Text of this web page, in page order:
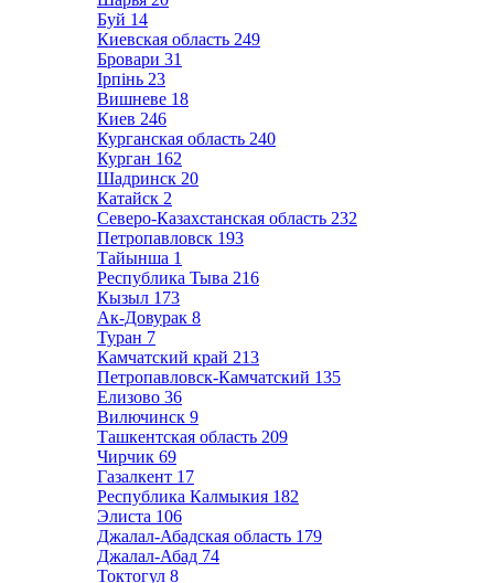
Буй 14
Киевская область 249
Бровари 31
Ірпінь 23
Вишневе 18
Киев 246
Курганская область 240
Курган 162
Шадринск 20
Катайск 2
Северо-Казахстанская область 232
Петропавловск 193
Тайынша 1
Республика Тыва 216
Кызыл 173
Ак-Довурак 8
Туран 7
Камчатский край 213
Петропавловск-Камчатский 135
Елизово 36
Вилючинск 9
Ташкентская область 209
Чирчик 69
Газалкент 17
Республика Калмыкия 182
Элиста 106
Джалал-Абадская область 179
Джалал-Абад 74
Токтогул 8